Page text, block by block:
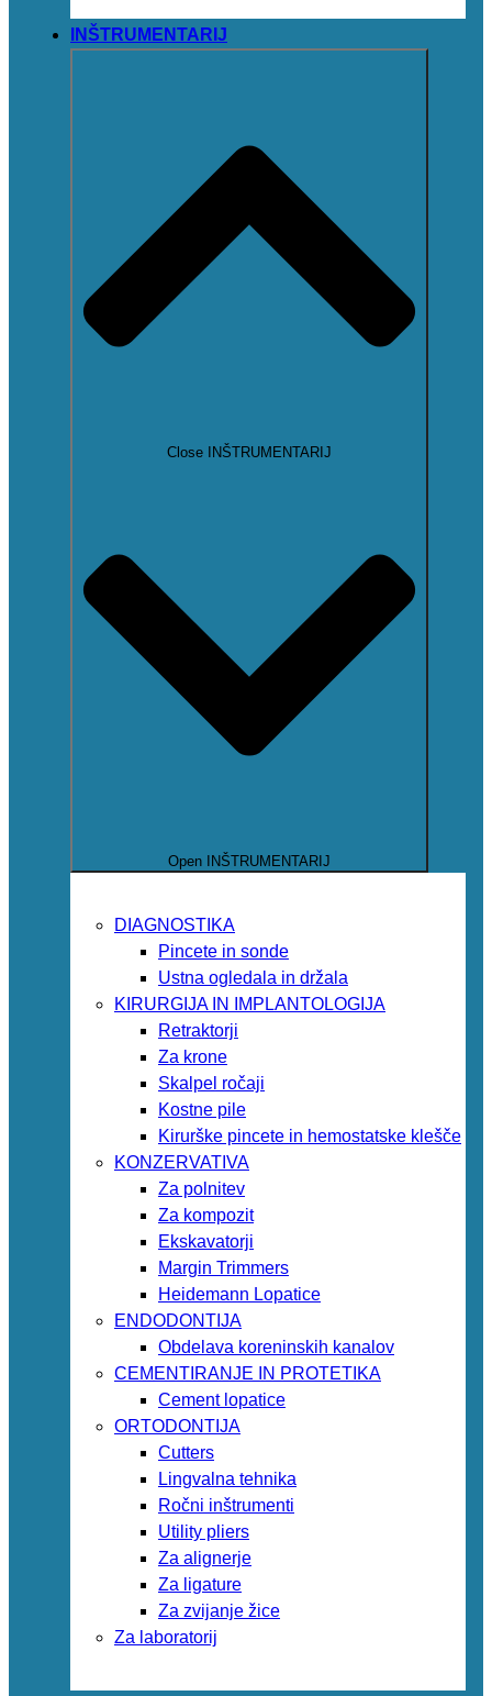
INŠTRUMENTARIJ
Close INŠTRUMENTARIJ
Open INŠTRUMENTARIJ
DIAGNOSTIKA
Pincete in sonde
Ustna ogledala in držala
KIRURGIJA IN IMPLANTOLOGIJA
Retraktorji
Za krone
Skalpel ročaji
Kostne pile
Kirurške pincete in hemostatske klešče
KONZERVATIVA
Za polnitev
Za kompozit
Ekskavatorji
Margin Trimmers
Heidemann Lopatice
ENDODONTIJA
Obdelava koreninskih kanalov
CEMENTIRANJE IN PROTETIKA
Cement lopatice
ORTODONTIJA
Cutters
Lingvalna tehnika
Ročni inštrumenti
Utility pliers
Za alignerje
Za ligature
Za zvijanje žice
Za laboratorij